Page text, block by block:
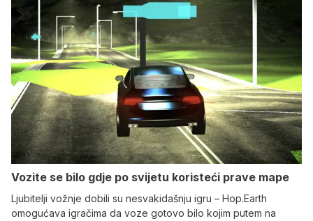
Vozite se bilo gdje po svijetu koristeći prave mape
Ljubitelji vožnje dobili su nesvakidašnju igru – Hop.Earth
omogućava igračima da voze gotovo bilo kojim putem na